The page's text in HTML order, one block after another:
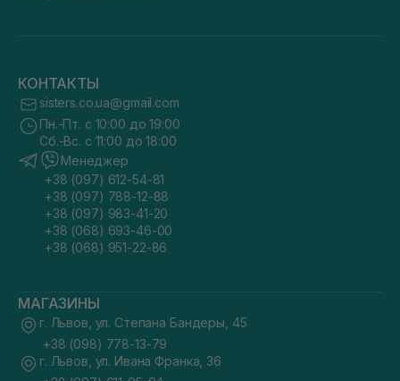
КОНТАКТЫ
sisters.co.ua@gmail.com
Пн.-Пт. с 10:00 до 19:00
Сб.-Вс. с 11:00 до 18:00
Менеджер
+38 (097) 612-54-81
+38 (097) 788-12-88
+38 (097) 983-41-20
+38 (068) 693-46-00
+38 (068) 951-22-86
МАГАЗИНЫ
г. Львов, ул. Степана Бандеры, 45
+38 (098) 778-13-79
г. Львов, ул. Ивана Франка, 36